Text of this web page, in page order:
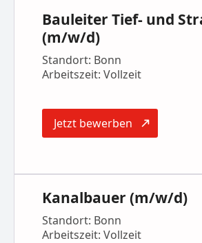
Bauleiter Tief- und
(m/w/d)
Standort: Bonn
Arbeitszeit: Vollzeit
Jetzt bewerben
Kanalbauer (m/w/d)
Standort: Bonn
Arbeitszeit: Vollzeit